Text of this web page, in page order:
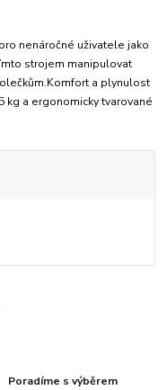
nenáročné uživatele jako
strojem manipulovat
a plynulost
kg a ergonomicky tvarované
Poradíme s výběrem